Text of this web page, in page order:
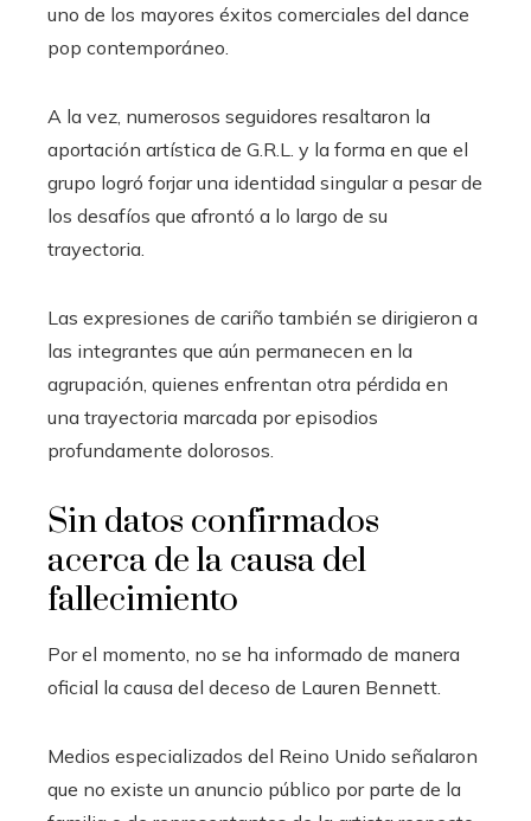
uno de los mayores éxitos comerciales del dance
pop contemporáneo.
A la vez, numerosos seguidores resaltaron la
aportación artística de G.R.L. y la forma en que el
grupo logró forjar una identidad singular a pesar de
los desafíos que afrontó a lo largo de su
trayectoria.
Las expresiones de cariño también se dirigieron a
las integrantes que aún permanecen en la
agrupación, quienes enfrentan otra pérdida en
una trayectoria marcada por episodios
profundamente dolorosos.
Sin datos confirmados
acerca de la causa del
fallecimiento
Por el momento, no se ha informado de manera
oficial la causa del deceso de Lauren Bennett.
Medios especializados del Reino Unido señalaron
que no existe un anuncio público por parte de la